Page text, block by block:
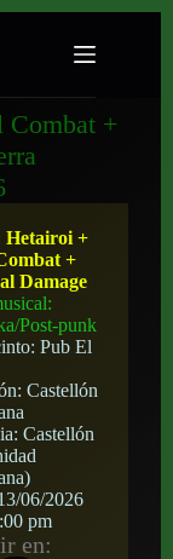
Combat +
Hetairoi +
+
Damage
Post-punk
Pub El
Castellón
Castellón
06/2026
pm
en: